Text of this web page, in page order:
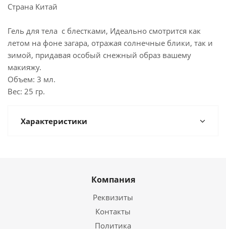
Страна Китай
Гель для тела с блестками, Идеально смотрится как
летом на фоне загара, отражая солнечные блики, так и
зимой, придавая особый снежный образ вашему
макияжу.
Объем: 3 мл.
Вес: 25 гр.
Характеристики
Компания
Реквизиты
Контакты
Политика